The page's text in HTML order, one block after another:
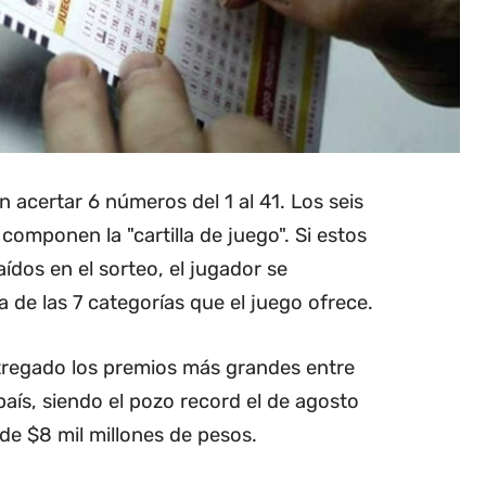
acertar 6 números del 1 al 41. Los seis
la "cartilla de juego". Si estos
en el sorteo, el jugador se
de las 7 categorías que el juego ofrece.
los premios más grandes entre
siendo el pozo record el de agosto
$8 mil millones de pesos.